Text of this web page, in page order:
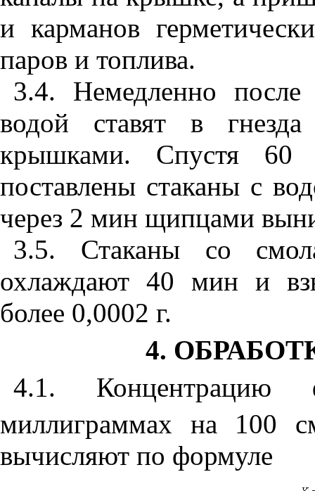
и карманов
паров и топлива.
3.4. Немедленно после
водой ставят в
крышками. Спустя
поставлены стаканы с
через 2 мин щипцами
3.5. Стаканы со
охлаждают 40 мин и
более 0,0002 г.
4.
4.1. Концентрацию
миллиграммах на 100
вычисляют по формуле